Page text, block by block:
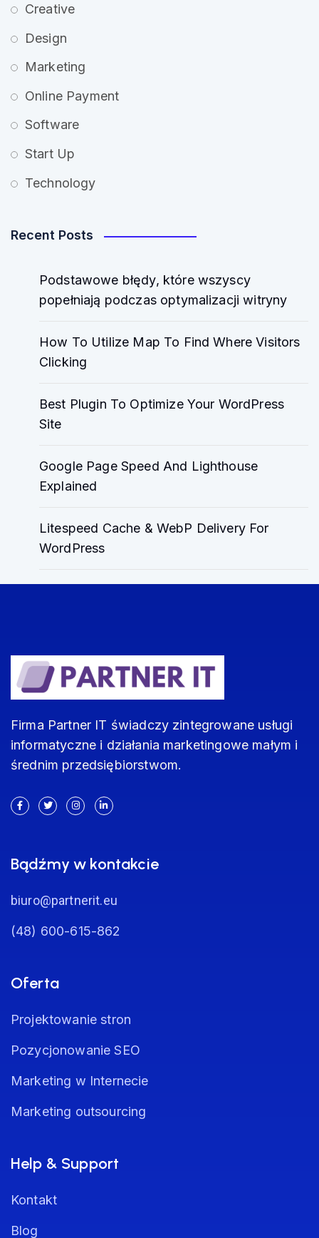
Creative
Design
Marketing
Online Payment
Software
Start Up
Technology
Recent Posts
Podstawowe błędy, które wszyscy
popełniają podczas optymalizacji witryny
How To Utilize Map To Find Where Visitors
Clicking
Best Plugin To Optimize Your WordPress
Site
Google Page Speed And Lighthouse
Explained
Litespeed Cache & WebP Delivery For
WordPress
Firma Partner IT świadczy zintegrowane usługi
informatyczne i działania marketingowe małym i
średnim przedsiębiorstwom.
Bądźmy w kontakcie
biuro@partnerit.eu
(48) 600-615-862
Oferta
Projektowanie stron
Pozycjonowanie SEO
Marketing w Internecie
Marketing outsourcing
Help & Support
Kontakt
Blog